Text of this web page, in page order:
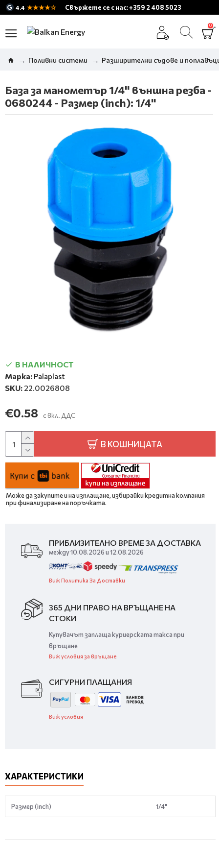
4.4 ★★★★☆ Свържете се с нас: +359 2 408 5023
0
Поливни системи Разширителни съдове и
База за манометър 1/4" външна резба -
0680244 - Размер (inch): 1/4"
В НАЛИЧНОСТ
Марка: Palaplast
SKU: 22.0026808
€0.58 с вкл. ДДС
В КОШНИЦАТА
Може да закупите и на изплащане, избирайки кредитна компания
при финализиране на поръчката.
ПРИБЛИЗИТЕЛНО ВРЕМЕ ЗА ДОСТАВКА
между 10.08.2026 и 12.08.2026
Виж Политика За Доставки
365 ДНИ ПРАВО НА ВРЪЩАНЕ НА
СТОКИ
Купувачът заплаща куриерската такса при
връщане
Виж условия за връщане
СИГУРНИ ПЛАЩАНИЯ
Виж условия
ХАРАКТЕРИСТИКИ
Размер (inch) 1/4"